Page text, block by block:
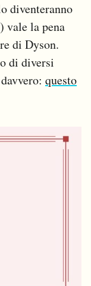
diventeranno
vale la pena
di Dyson.
di diversi
questo